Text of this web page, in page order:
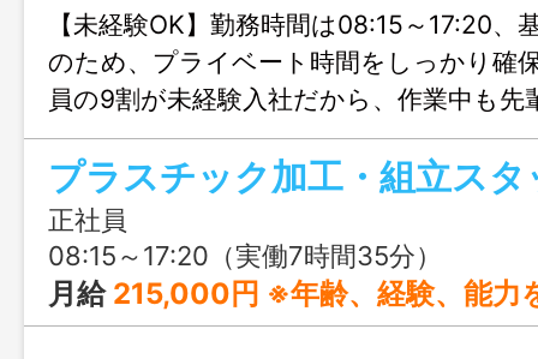
【未経験OK】勤務時間は08:15～17:20、
のため、プライベート時間をしっかり確
員の9割が未経験入社だから、作業中も先
くれるなど、親身になってサポートして
が整っています。
プラスチック加工・組立スタ
正社員
08:15～17:20（実働7時間35分）
月給 215,000円 ※年齢、経験、能力を考慮の上、優遇します。 【給与内訳】 基本給 ：200,000円 皆